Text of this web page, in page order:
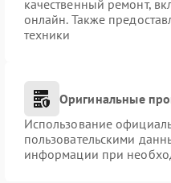
качественный ремонт,
онлайн. Также
техники
Оригинальные
Использование
пользовательскими
информации при